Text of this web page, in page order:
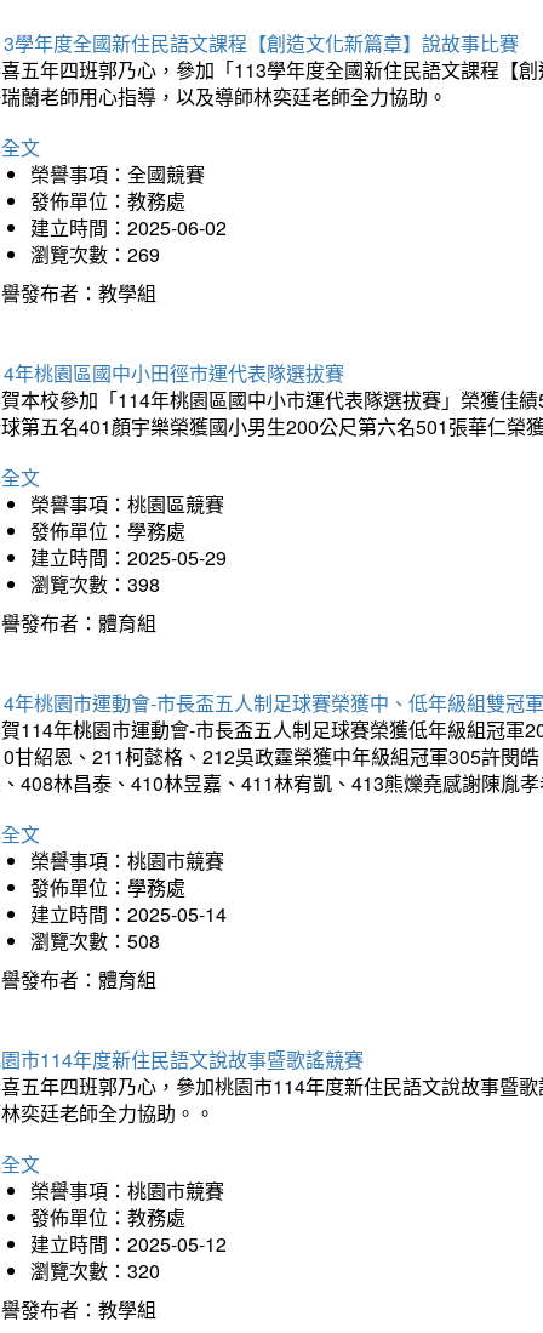
學年度全國新住民語文課程【創造文化新篇章】說故事比賽
五年四班郭乃心，參加「113學年度全國新住民語文課程【
蘭老師用心指導，以及導師林奕廷老師全力協助。
文
榮譽事項：全國競賽
發佈單位：教務處
建立時間：2025-06-02
瀏覽次數：269
發布者：教學組
年桃園區國中小田徑市運代表隊選拔賽
本校參加「114年桃園區國中小市運代表隊選拔賽」榮獲佳
第五名401顏宇樂榮獲國小男生200公尺第六名501張華仁
文
榮譽事項：桃園區競賽
發佈單位：學務處
建立時間：2025-05-29
瀏覽次數：398
發布者：體育組
年桃園市運動會-市長盃五人制足球賽榮獲中、低年級組雙冠軍
114年桃園市運動會-市長盃五人制足球賽榮獲低年級組冠
甘紹恩、211柯懿格、212吳政霆榮獲中年級組冠軍305許閔
408林昌泰、410林昱嘉、411林宥凱、413熊爍堯感謝陳胤
文
榮譽事項：桃園市競賽
發佈單位：學務處
建立時間：2025-05-14
瀏覽次數：508
發布者：體育組
市114年度新住民語文說故事暨歌謠競賽
五年四班郭乃心，參加桃園市114年度新住民語文說故事暨
奕廷老師全力協助。。
文
榮譽事項：桃園市競賽
發佈單位：教務處
建立時間：2025-05-12
瀏覽次數：320
發布者：教學組